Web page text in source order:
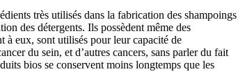
très utilisés dans la fabrication des shampoings
des détergents. Ils possèdent même des
à eux, sont utilisés pour leur capacité de
du sein, et d’autres cancers, sans parler du fait
bios se conservent moins longtemps que les